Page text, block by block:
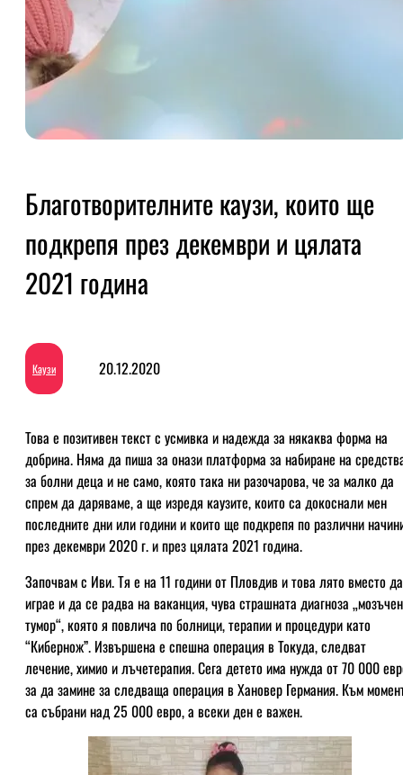
Благотворителните каузи, които ще
подкрепя през декември и цялата
2021 година
Каузи 20.12.2020
Това е позитивен текст с усмивка и надежда за някаква форма на
добрина. Няма да пиша за онази платформа за набиране на
за болни деца и не само, която така ни разочарова, че за малко да
спрем да даряваме, а ще изредя каузите, които са докоснали мен
последните дни или години и които ще подкрепя по различни
през декември 2020 г. и през цялата 2021 година.
Започвам с Иви. Тя е на 11 години от Пловдив и това лято вместо да
играе и да се радва на ваканция, чува страшната диагноза „мозъчен
тумор“, която я повлича по болници, терапии и процедури като
“Кибернож”. Извършена е спешна операция в Токуда, следват
лечение, химио и лъчетерапия. Сега детето има нужда от 70 000
за да замине за следваща операция в Хановер Германия. Към
са събрани над 25 000 евро, а всеки ден е важен.